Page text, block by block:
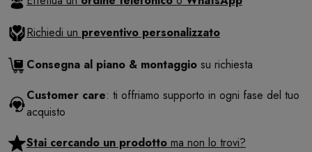
Richiedi un preventivo personalizzato
Consegna al piano & montaggio su richiesta
Customer care: ti offriamo supporto in ogni fase del tuo
acquisto
Stai cercando un prodotto ma non lo trovi?